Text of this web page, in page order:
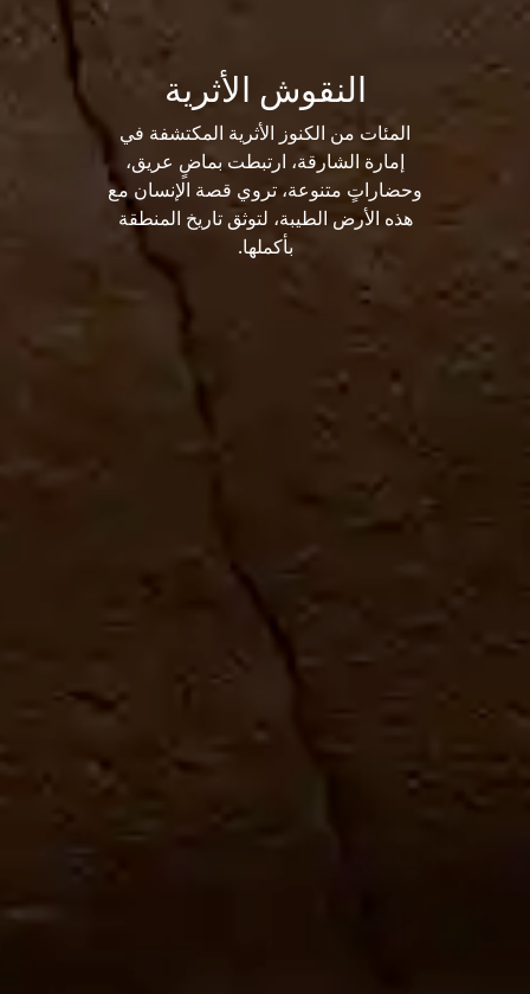
النقوش الأثرية
المئات من الكنوز الأثرية المكتشفة في
إمارة الشارقة، ارتبطت بماضٍ عريق،
وحضاراتٍ متنوعة، تروي قصة الإنسان مع
هذه الأرض الطيبة، لتوثق تاريخ المنطقة
بأكملها.